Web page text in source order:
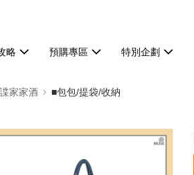
略 預購專區 特別企劃
家家酒 ■包包/提袋/收納